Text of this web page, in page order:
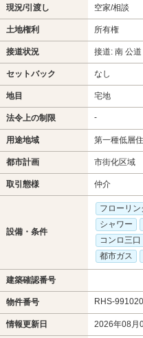
現況/引渡し 空家/相談
土地権利 所有権
接道状況 接道: 南 公
セットバック なし
地目 宅地
法令上の制限 -
用途地域 第一種低層
都市計画 市街化区域
取引態様 仲介
設備・条件
フローリン
シャワー
コンロ三口
都市ガス
建築確認番号
物件番号 RHS-
情報更新日 2026年08月